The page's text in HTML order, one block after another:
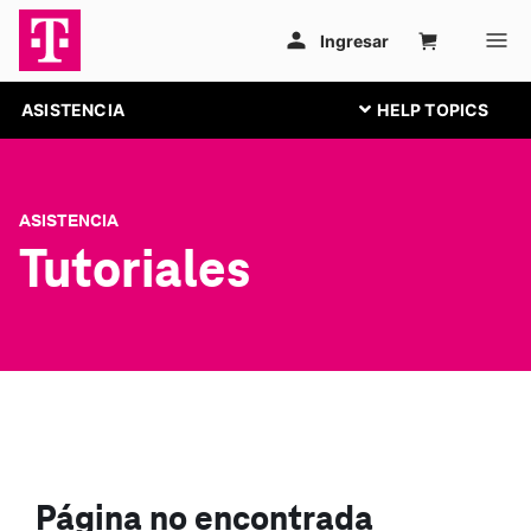
ASISTENCIA
ASISTENCIA
Tutoriales